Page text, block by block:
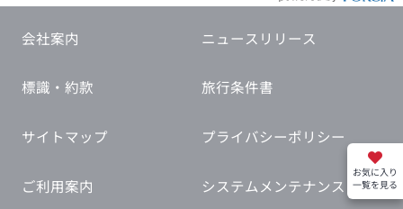
お気に入り
一覧を見る
会社案内 ニュースリリース
標識・約款 旅行条件書
サイトマップ プライバシーポリシー
ご利用案内 システムメンテナンス